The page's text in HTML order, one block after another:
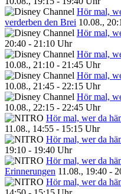
Hör mal,
verderben den Brei 10.08.,
Hör mal,
20:40 - 21:10 Uhr
Hör mal,
10.08., 21:10 - 21:45 Uhr
Hör mal,
10.08., 21:45 - 22:15 Uhr
Hör mal,
10.08., 22:15 - 22:45 Uhr
Hör mal, wer da
11.08., 14:55 - 15:15 Uhr
Hör mal, wer da
19:10 - 19:40 Uhr
Hör mal, wer da
Erinnerungen 11.08., 19:40 -
Hör mal, wer da